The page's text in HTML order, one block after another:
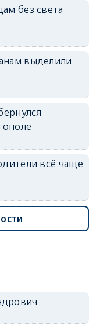
без света
выделили
всё чаще